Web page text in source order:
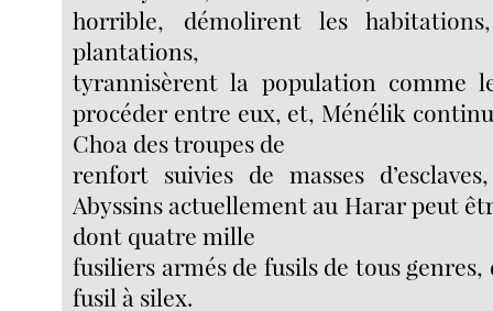
horrible, démolirent les
plantations,
tyrannisèrent la population comme
procéder entre eux, et, Ménélik
Choa des troupes de
renfort suivies de masses
Abyssins actuellement au Harar peut
dont quatre mille
fusiliers armés de fusils de tous
fusil à silex.